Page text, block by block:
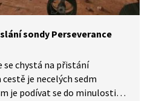
sondy Perseverance
se chystá na přistání
je necelých sedm
je podívat se do minulosti